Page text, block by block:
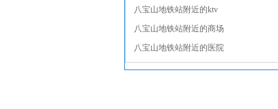
八宝山地铁站附近的ktv
八宝山地铁站附近的商场
八宝山地铁站附近的医院